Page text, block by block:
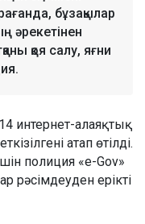
бұзақылар
әрекетінен
қоя салу, яғни
интернет-алаяқтық
атап өтілді.
полиция «e-Gov»
рәсімдеуден ерікті